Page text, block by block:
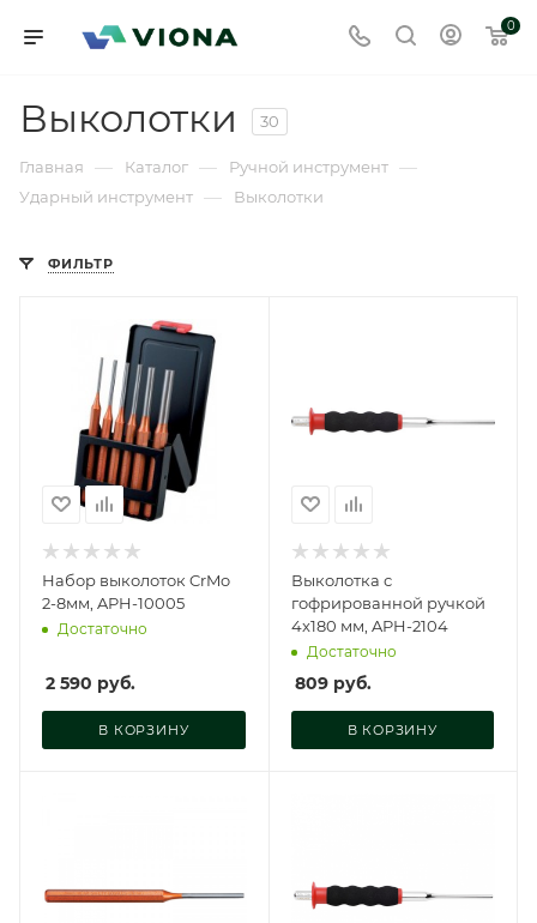
0
Выколотки 30
Главная — Каталог — Ручной инструмент —
Ударный инструмент — Выколотки
ФИЛЬТР
Набор выколоток CrMo
2-8мм, APH-10005
Достаточно
2 590 руб.
В КОРЗИНУ
Выколотка с
гофрированной ручкой
4x180 мм, APH-2104
Достаточно
809руб.
В КОРЗИНУ